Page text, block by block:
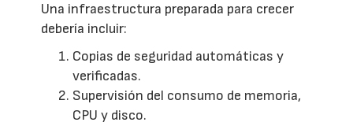
Una infraestructura preparada para crecer
debería incluir:
Copias de seguridad automáticas y
verificadas.
Supervisión del consumo de memoria,
CPU y disco.